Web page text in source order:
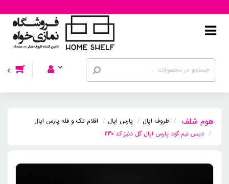
ظروف اپال پارس اپال
اقلام تک و فله پارس اپال
دیس نیم گود پارس اپال گل دنیز کد 230